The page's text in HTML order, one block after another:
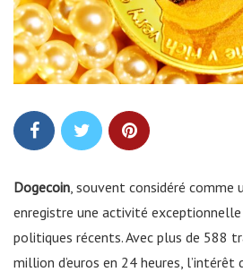
Dogecoin , souvent considéré comme
enregistre une activité
politiques récents. Avec plus de 588
million d’euros en 24 heures, l’intérêt